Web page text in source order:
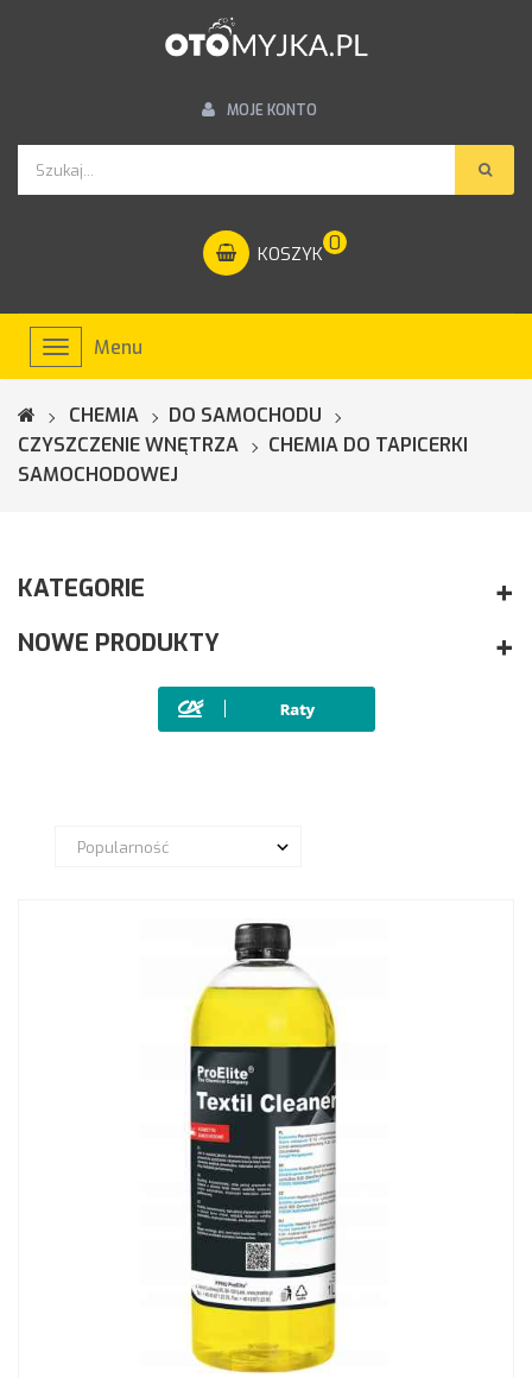
MOJE KONTO
KOSZYK 0
Toggle
navigation
Menu
CHEMIA
DO SAMOCHODU
CZYSZCZENIE WNĘTRZA
CHEMIA DO TAPICERKI
SAMOCHODOWEJ
KATEGORIE
NOWE PRODUKTY